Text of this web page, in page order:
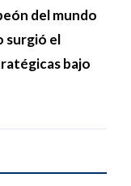
del mundo
surgió el
bajo